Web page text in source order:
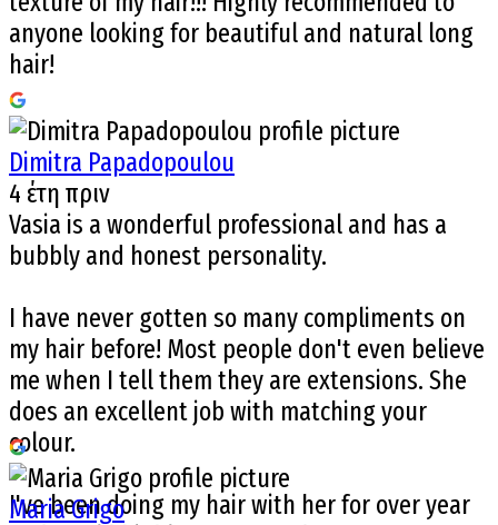
anyone looking for beautiful and natural long
hair!
Dimitra Papadopoulou
4 έτη πριν
Vasia is a wonderful professional and has a
bubbly and honest personality.
I have never gotten so many compliments on
my hair before! Most people don't even believe
me when I tell them they are extensions. She
does an excellent job with matching your
colour.
I've been doing my hair with her for over year
Maria Grigo